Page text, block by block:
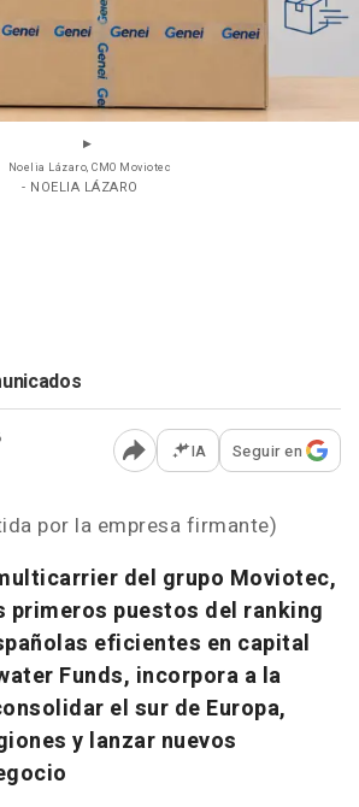
Noelia Lázaro, CMO Moviotec
- NOELIA LÁZARO
Abrir opciones para
IA Seguir en
por la empresa firmante)
del grupo Moviotec,
primeros puestos del ranking
eficientes en capital
Funds, incorpora a la
el sur de Europa,
y lanzar nuevos